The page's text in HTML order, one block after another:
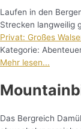
Laufen in den
Strecken langweilig
Privat: Großes
Kategorie:
Mehr lesen...
Das Bergreich